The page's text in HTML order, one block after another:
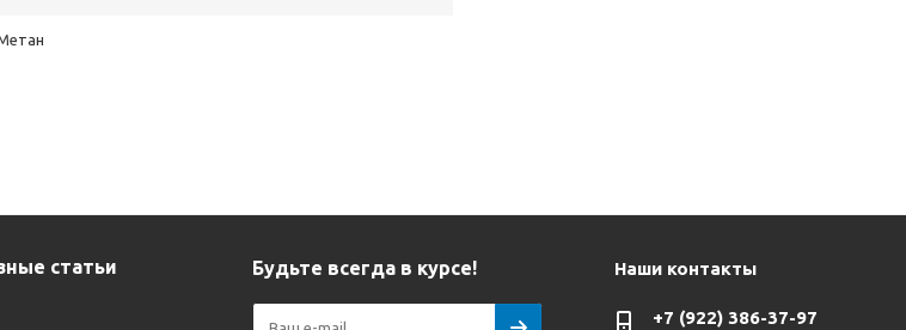
статьи Будьте всегда в курсе! Наши контакты
+7 (922) 386-37-97